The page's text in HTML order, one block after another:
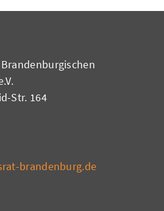
Str. 164
brandenburg.de